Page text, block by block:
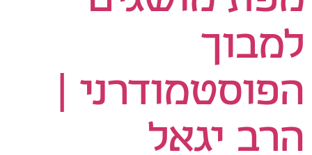
למבוך
הפוסטמודרני |
הרב יגאל